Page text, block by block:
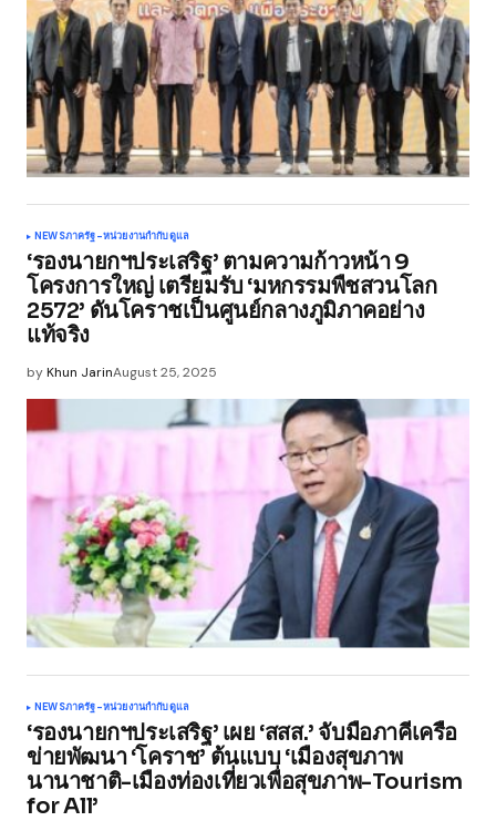
NEWSภาครัฐ-หน่วยงานกำกับดูแล
‘รองนายกฯประเสริฐ’ ตามความก้าวหน้า 9
โครงการใหญ่ เตรียมรับ ‘มหกรรมพืชสวนโลก
2572’ ดันโคราชเป็นศูนย์กลางภูมิภาคอย่าง
แท้จริง
byKhun JarinAugust 25, 2025
NEWSภาครัฐ-หน่วยงานกำกับดูแล
‘รองนายกฯประเสริฐ’ เผย ‘สสส.’ จับมือภาคีเครือ
ข่ายพัฒนา ‘โคราช’ ต้นแบบ ‘เมืองสุขภาพ
นานาชาติ-เมืองท่องเที่ยวเพื่อสุขภาพ-Tourism
for All’